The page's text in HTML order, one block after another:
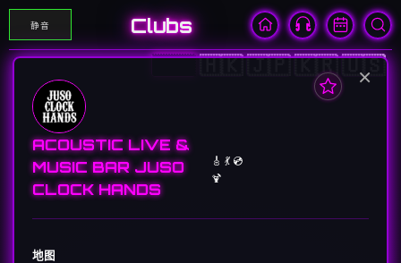
静音 Clubs
🇨🇳🇭🇰🇯🇵🇰🇷🇺🇸
×
ACOUSTIC LIVE &
MUSIC BAR JUSO
CLOCK HANDS
🎸 💃 💿
🍹
地图